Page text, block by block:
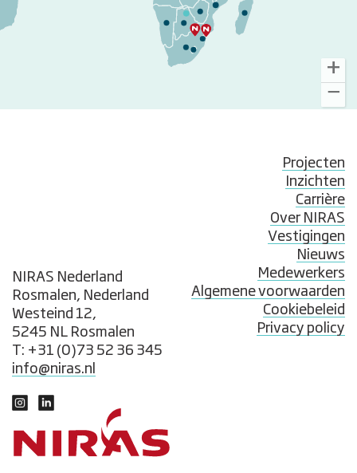
NIRAS Nederland
Rosmalen, Nederland
Westeind 12,
5245 NL Rosmalen
T: +31 (0)73 52 36 345
info@niras.nl
Projecten
Inzichten
Carrière
Over NIRAS
Vestigingen
Nieuws
Medewerkers
Algemene voorwaarden
Cookiebeleid
Privacy policy